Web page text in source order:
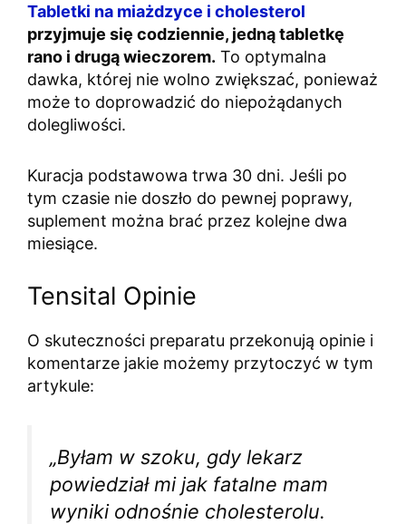
Tabletki na miażdzyce i cholesterol
przyjmuje się codziennie, jedną tabletkę
rano i drugą wieczorem. To optymalna
dawka, której nie wolno zwiększać, ponieważ
może to doprowadzić do niepożądanych
dolegliwości.
Kuracja podstawowa trwa 30 dni. Jeśli po
tym czasie nie doszło do pewnej poprawy,
suplement można brać przez kolejne dwa
miesiące.
Tensital Opinie
O skuteczności preparatu przekonują opinie i
komentarze jakie możemy przytoczyć w tym
artykule:
„Byłam w szoku, gdy lekarz
powiedział mi jak fatalne mam
wyniki odnośnie cholesterolu.